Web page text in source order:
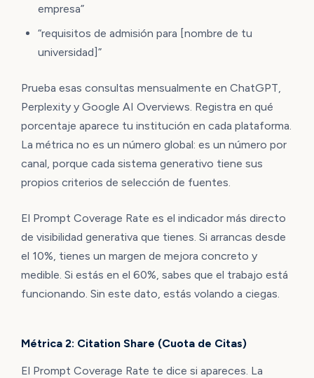
empresa”
“requisitos de admisión para [nombre de tu
universidad]”
Prueba esas consultas mensualmente en ChatGPT,
Perplexity y Google AI Overviews. Registra en qué
porcentaje aparece tu institución en cada plataforma.
La métrica no es un número global: es un número por
canal, porque cada sistema generativo tiene sus
propios criterios de selección de fuentes.
El Prompt Coverage Rate es el indicador más directo
de visibilidad generativa que tienes. Si arrancas desde
el 10%, tienes un margen de mejora concreto y
medible. Si estás en el 60%, sabes que el trabajo está
funcionando. Sin este dato, estás volando a ciegas.
Métrica 2: Citation Share (Cuota de Citas)
El Prompt Coverage Rate te dice si apareces. La